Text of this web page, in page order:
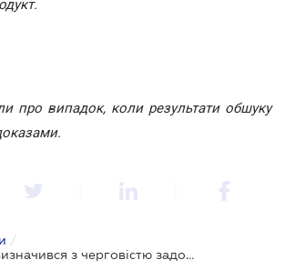
про випадок, коли результати обшуку
/
Верховний Суд визначився з черговістю задоволення вимог стягувача